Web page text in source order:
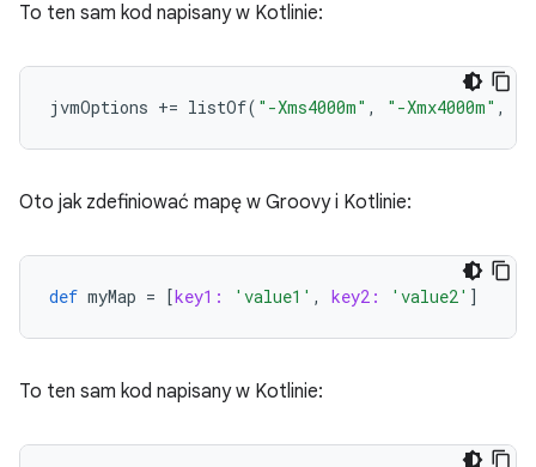
To ten sam kod napisany w Kotlinie:
jvmOptions += listOf( "-Xms4000m" , "-Xmx4000m" ,
Oto jak zdefiniować mapę w Groovy i Kotlinie:
def myMap = [key1: 'value1' , key2: 'value2' ]
To ten sam kod napisany w Kotlinie: